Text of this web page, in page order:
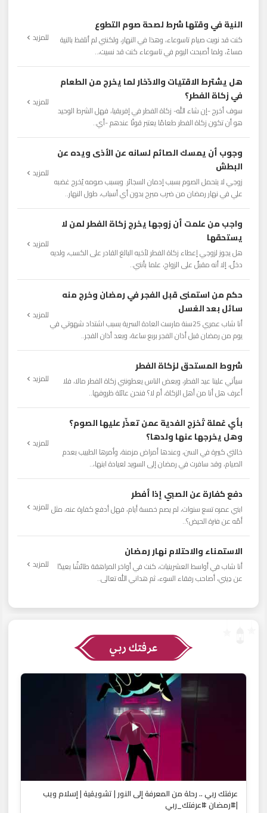
النية في وقتها شرط لصحة صوم التطوع
كنت قد نويت صيام تاسوعاء، وهذا في النهار، ولكنني لم أتلفظ بالنية
مساءً، ولما أصبحت اليوم في تاسوعاء كنت قد نسيت،..
للمزيد
هل يشترط الاقتيات والادّخار لما يخرج من الطعام
في زكاة الفطر؟
سوف أخرج -إن شاء الله- زكاة الفطر في إفريقيا، فهل الشرط الوحيد
هو أن تكون زكاة الفطر طعامًا يعتبر قوتًا عندهم -أي..
للمزيد
وجوب أن يمسك الصائم لسانه عن الأذى ويده عن
البطش
زوجي لا يتحمل الصوم بسبب إدمان السجائر. وبسبب صومه يُخرج غضبه
علي في نهار رمضان من ضرب مبرح بدون أي أسباب، طول النهار..
للمزيد
واجب من علمت أن زوجها يخرج زكاة الفطر لمن لا
يستحقها
هل يجوز لزوجي إعطاء زكاة الفطر لأخيه البالغ القادر على الكسب، ولديه
دخلٌ، إلا أنه مقبلٌ على الزواج، علما بأنني..
للمزيد
حكم من استمنى قبل الفجر في رمضان وخرج منه
سائل بعد الغسل
أنا شاب عمري 25سنة مارست العادة السرية بسبب اشتداد شهوتي في
يوم من رمضان قبل أذان الفجر بربع ساعة، وبعد أذان الفجر..
للمزيد
شروط المستحق لزكاة الفطر
سيأتي علينا عيد الفطر، وبعض الناس يعطونني زكاة الفطر مالا، فلا
أعرف هل أنا من أهل الزكاة، أم لا؟ فنحن عائلة ظروفها..
للمزيد
بأي عُملة تُخرَج الفدية عمن تعذّر عليها الصوم؟
وهل يخرجها عنها ولدها؟
خالتي كبيرة في السن، وعندها أمراض مزمنة، وأمرها الطبيب بعدم
الصيام، وقد سافرت في رمضان إلى السويد لعيادة ابنها،..
للمزيد
دفع كفارة عن الصبي إذا أفطر
ابني عمره تسع سنوات، لم يصم خمسة أيام، فهل أدفع كفارة عنه، مثل
أمّه عن فترة الحيض؟..
للمزيد
الاستمناء والاحتلام نهار رمضان
أنا شاب في أواسط العشرينيات، كنت في أواخر المراهقة طائشًا بعيدًا
عن دِيني، أصاحب رفقاء السوء، ثم هداني الله تعالى..
للمزيد
عرفتك ربي .. رحلة من المعرفة إلى النور | تشويقية | إسلام ويب
|#رمضان #عرفتك_ربي